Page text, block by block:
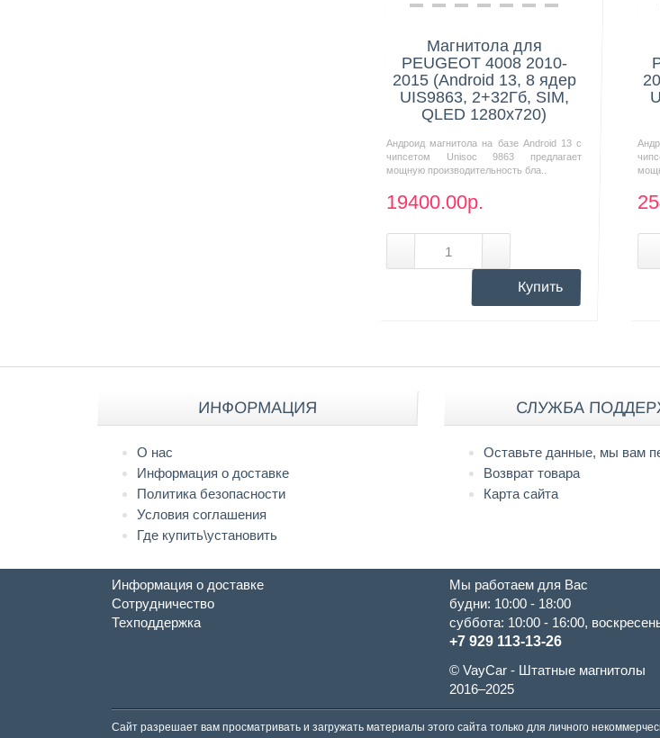
Нашли дешевле?
Магнитола для
PEUGEOT 4008 2010-
2015 (Android 13, 8 ядер
UIS9863, 2+32Гб, SIM,
QLED 1280x720)
Андроид магнитола на базе Android 13 с
чипсетом Unisoc 9863 предлагает
мощную производительность бла..
19400.00р.
Купить
ИНФОРМАЦИЯ
О нас
Информация о доставке
Политика безопасности
Условия соглашения
Где купить\установить
СЛУЖБА
Оставьте данные, мы вам
Возврат товара
Карта сайта
Информация о доставке
Сотрудничество
Техподдержка
Мы работаем для Вас
будни: 10:00 - 18:00
суббота: 10:00 - 16:00,
+7 929 113-13-26
© VayCar - Штатные магнитолы
2016–2025
Сайт разрешает вам просматривать и загружать материалы этого сайта только для личного